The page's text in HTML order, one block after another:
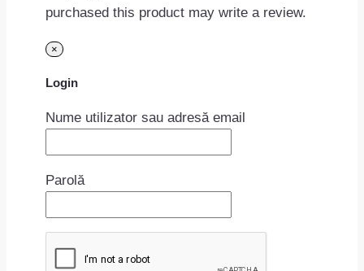
purchased this product may write a review.
×
Login
Nume utilizator sau adresă email
Parolă